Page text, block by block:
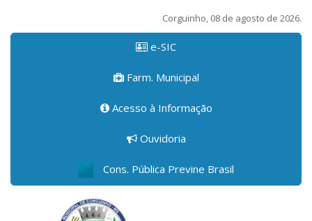
Corguinho, 08 de agosto de 2026.
e-SIC
Farm. Municipal
Acesso à Informação
Ouvidoria
Cons. Pública Previne Brasil